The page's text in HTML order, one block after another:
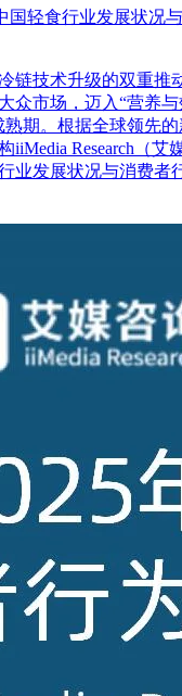
国轻食行业发展状况
链技术升级的双重推
众市场，迈入“营养
熟期。根据全球领先
iiMedia Research（艾
行业发展状况与消费者